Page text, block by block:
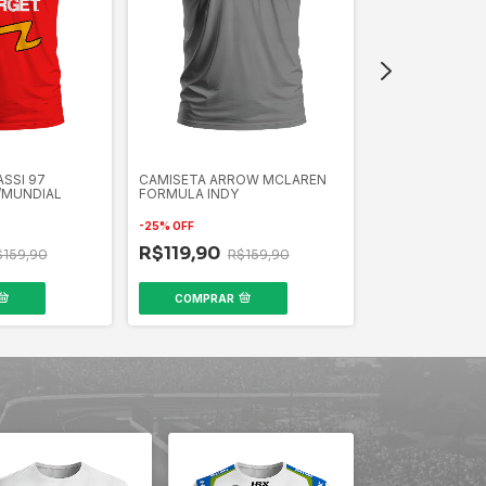
97
CAMISETA ARROW MCLAREN
FORMULA INDY
-25% OFF
R$119,90 R$159,90
COMPRAR